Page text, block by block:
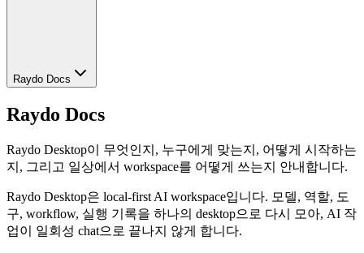
Raydo Docs
Raydo Docs
Raydo Desktop이 무엇인지, 누구에게 맞는지, 어떻게 시작하는
지, 그리고 일상에서 workspace를 어떻게 쓰는지 안내합니다.
Raydo Desktop은 local-first AI workspace입니다. 모델, 역할, 도
구, workflow, 실행 기록을 하나의 desktop으로 다시 모아, AI 작
업이 일회성 chat으로 끝나지 않게 합니다.